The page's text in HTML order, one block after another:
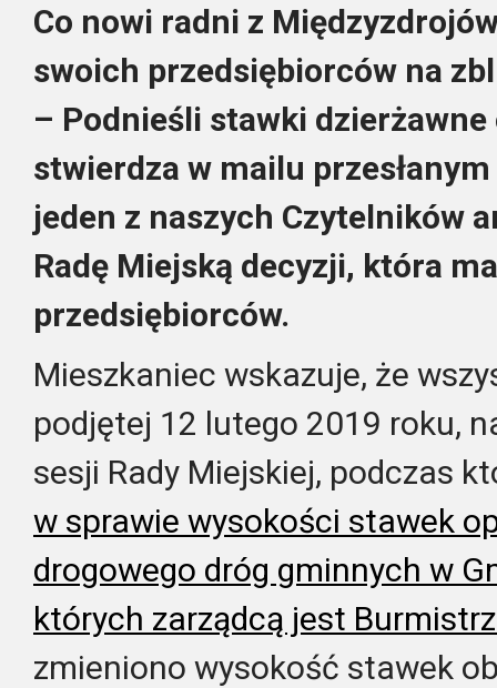
Co nowi radni z
swoich przedsiębiorców na
– Podnieśli stawki dzierżawne
stwierdza w mailu
jeden z naszych Czytelników
Radę Miejską decyzji, która
przedsiębiorców.
Mieszkaniec wskazuje, że
podjętej 12 lutego 2019 roku,
sesji Rady Miejskiej, podczas
w sprawie wysokości stawek
drogowego dróg gminnych w
których zarządcą jest
zmieniono wysokość stawek